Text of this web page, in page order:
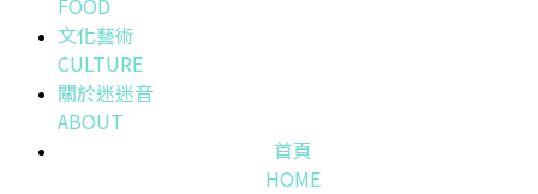
FOOD
文化藝術
CULTURE
關於迷迷音
ABOUT
首頁
HOME